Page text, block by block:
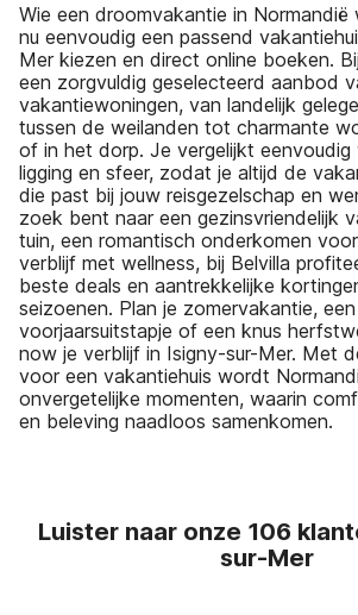
Wie een droomvakantie in Normandië
nu eenvoudig een passend
Mer kiezen en direct online boeken.
een zorgvuldig geselecteerd aanbod
vakantiewoningen, van landelijk
tussen de weilanden tot charmante
of in het dorp. Je vergelijkt eenvoudig
ligging en sfeer, zodat je altijd de
die past bij jouw reisgezelschap en
zoek bent naar een gezinsvriendelijk
tuin, een romantisch onderkomen
verblijf met wellness, bij Belvilla
beste deals en aantrekkelijke
seizoenen. Plan je zomervakantie,
voorjaarsuitstapje of een knus
now je verblijf in Isigny-sur-Mer. Met
voor een vakantiehuis wordt
onvergetelijke momenten, waarin
en beleving naadloos samenkomen.
Luister naar onze 106
sur-Mer